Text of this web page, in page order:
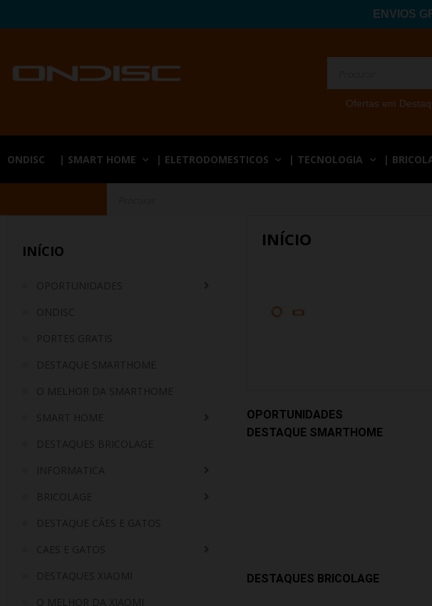
ENVIOS
Ofertas em
ONDISC | SMART HOME | ELETRODOMESTICOS | TECNOLOGIA |
INÍCIO
INÍCIO
OPORTUNIDADES
DESTAQUE SMARTHOME
DESTAQUES BRICOLAGE